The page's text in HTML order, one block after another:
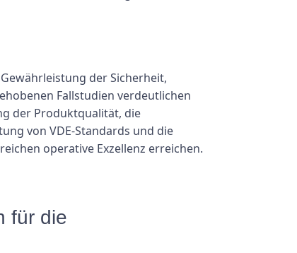
der Sicherheit,
Fallstudien verdeutlichen
der Produktqualität, die
von VDE-Standards und die
operative Exzellenz erreichen.
für die